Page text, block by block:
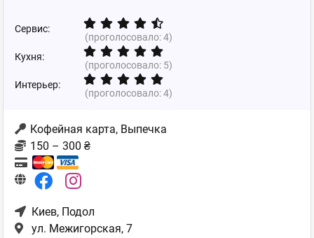
Сервис:
(проголосовало:4)
Кухня:
(проголосовало: 5)
Интерьер:
(проголосовало:4)
Кофейная карта, Выпечка
150 – 300 ₴
Киев, Подол
ул. Межигорская, 7